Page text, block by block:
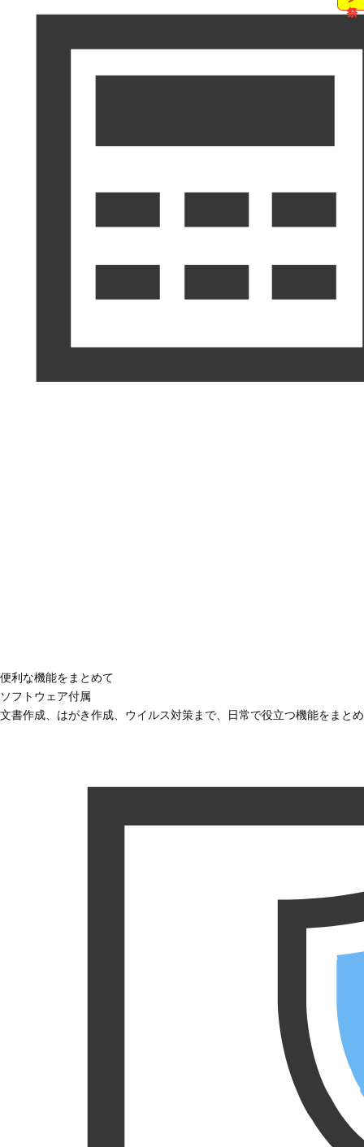
便利な機能をまとめて
ソフトウェア付属
文書作成、はがき作成、ウイルス対策まで、日常で役立つ機能をまと